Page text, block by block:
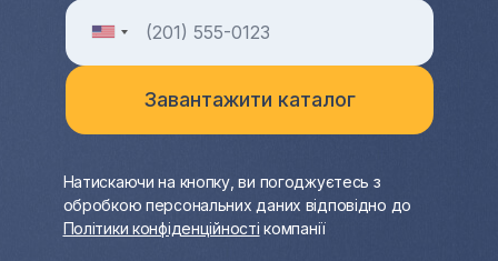
Натискаючи на кнопку, ви погоджуєтесь з
обробкою персональних даних відповідно до
Політики конфіденційності компанії